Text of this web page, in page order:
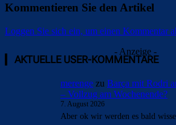
Kommentieren Sie den Artikel
Loggen Sie sich ein, um einen Kommentar
- Anzeige -
AKTUELLE USER-KOMMENTARE
merenge zu Barça mit Rodri
– Vollzug am Wochenende?
7. August 2026
Aber ok wir werden es bald